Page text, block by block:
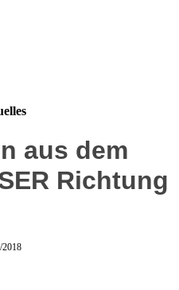
aus dem
Richtung
2018